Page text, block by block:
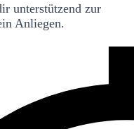
unterstützend zur
Anliegen.